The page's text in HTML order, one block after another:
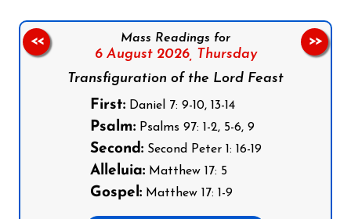
Mass Readings for
6 August 2026, Thursday
Transfiguration of the Lord Feast
First:Daniel 7: 9-10, 13-14
Psalm:Psalms 97: 1-2, 5-6, 9
Second:Second Peter 1: 16-19
Alleluia:Matthew 17: 5
Gospel:Matthew 17: 1-9
<< >>